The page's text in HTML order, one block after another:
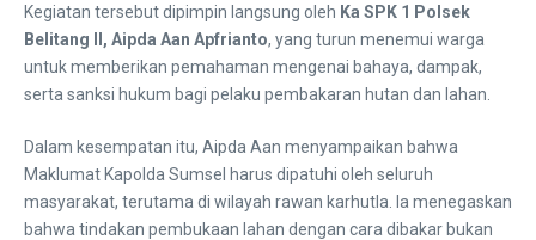
Kegiatan tersebut dipimpin langsung oleh Ka SPK 1 Polsek
Belitang II, Aipda Aan Apfrianto, yang turun menemui warga
untuk memberikan pemahaman mengenai bahaya, dampak,
serta sanksi hukum bagi pelaku pembakaran hutan dan lahan.
Dalam kesempatan itu, Aipda Aan menyampaikan bahwa
Maklumat Kapolda Sumsel harus dipatuhi oleh seluruh
masyarakat, terutama di wilayah rawan karhutla. Ia menegaskan
bahwa tindakan pembukaan lahan dengan cara dibakar bukan